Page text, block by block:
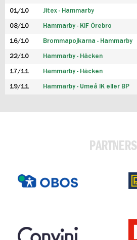
01/10 Jitex - Hammarby
08/10 Hammarby - KIF Örebro
16/10 Brommapojkarna - Hammarby
22/10 Hammarby - Häcken
17/11 Hammarby - Häcken
19/11 Hammarby - Umeå IK eller BP
PARTNERS